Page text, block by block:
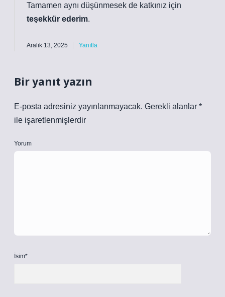
Tamamen aynı düşünmesek de katkınız için
teşekkür ederim.
Aralık 13, 2025 Yanıtla
Bir yanıt yazın
E-posta adresiniz yayınlanmayacak. Gerekli alanlar *
ile işaretlenmişlerdir
Yorum
İsim*